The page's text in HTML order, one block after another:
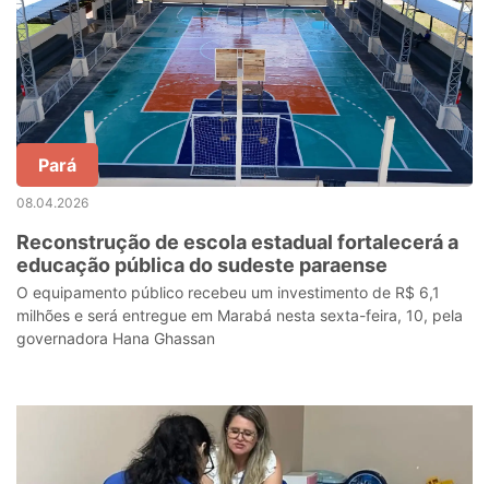
Pará
08.04.2026
Reconstrução de escola estadual fortalecerá a
educação pública do sudeste paraense
O equipamento público recebeu um investimento de R$ 6,1
milhões e será entregue em Marabá nesta sexta-feira, 10, pela
governadora Hana Ghassan